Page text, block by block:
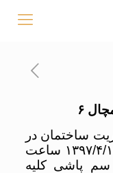
۶
ساختمان در
نظر دارد در روز جمعه مورخه ۱۳۹۷/۴/۱۵ ساعت
سم پاشی کلیه